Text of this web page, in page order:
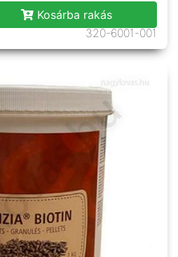
Kosárba rakás
320-6001-001